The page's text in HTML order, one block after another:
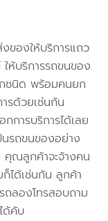
ของให้บริการแถว
ห้บริการรถขนของ
ชนิด พร้อมคนยก
รด้วยเช่นกัน
กการบริการได้เลย
นรถขนของอย่าง
คุณลูกค้าจะจ้างคน
ได้เช่นกัน ลูกค้า
ถลองโทรสอบถาม
ด้คับ